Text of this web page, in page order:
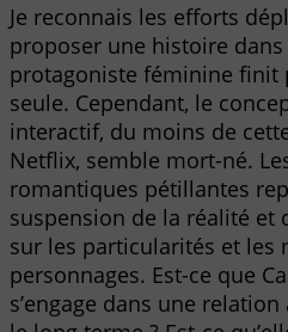
Je reconnais les efforts
proposer une histoire
protagoniste féminine finit
seule. Cependant, le
interactif, du moins de
Netflix, semble mort-né.
romantiques pétillantes
suspension de la réalité et
sur les particularités et les
personnages. Est-ce que
s’engage dans une